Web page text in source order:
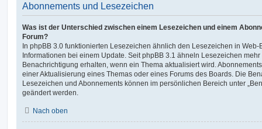
Abonnements und Lesezeichen
Was ist der Unterschied zwischen einem Lesezeichen und einem
Forum?
In phpBB 3.0 funktionierten Lesezeichen ähnlich den Lesezeichen in
Informationen bei einem Update. Seit phpBB 3.1 ähneln Lesezeichen
Benachrichtigung erhalten, wenn ein Thema aktualisiert wird.
einer Aktualisierung eines Themas oder eines Forums des Boards. Die
Lesezeichen und Abonnements können im persönlichen Bereich unter
geändert werden.
Nach oben